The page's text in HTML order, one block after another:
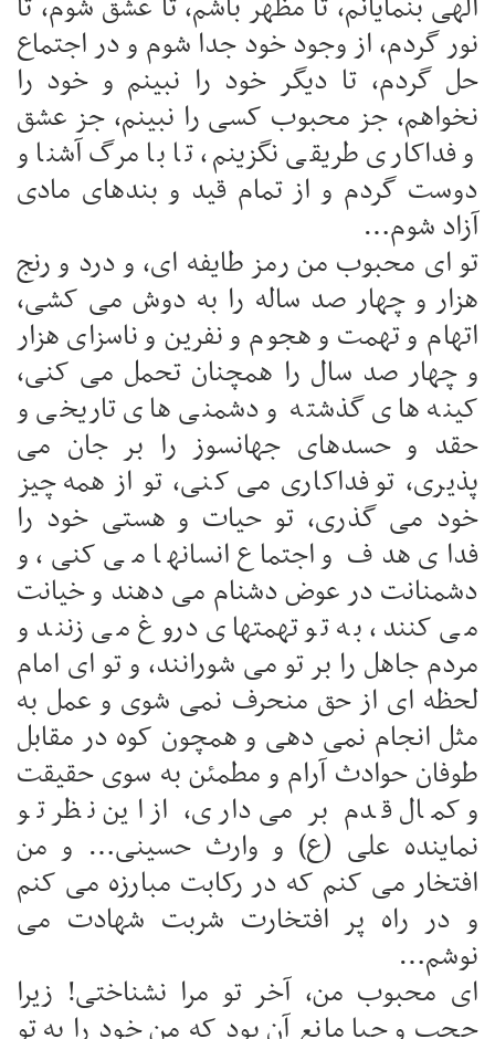
نور گردم، از وجود خود جدا شوم و در اجتماع
حل گردم، تا دیگر خود را نبینم و خود را
نخواهم، جز محبوب کسی را نبینم، جز عشق
و فداکاری طریقی نگزینم، تا با مرگ آشنا و
دوست گردم و از تمام قید و بندهای مادی
آزاد شوم…
تو ای محبوب من رمز طایفه ای، و درد و رنج
هزار و چهار صد ساله را به دوش می کشی،
اتهام و تهمت و هجوم و نفرین و ناسزای هزار
و چهار صد سال را همچنان تحمل می کنی،
کینه های گذشته و دشمنی های تاریخی و
حقد و حسدهای جهانسوز را بر جان می
پذیری، تو فداکاری می کنی، تو از همه چیز
خود می گذری، تو حیات و هستی خود را
فدای هدف و اجتماع انسانها می کنی، و
دشمنانت در عوض دشنام می دهند و خیانت
می کنند، به تو تهمتهای دروغ می زنند و
مردم جاهل را بر تو می شورانند، و تو ای امام
لحظه ای از حق منحرف نمی شوی و عمل به
مثل انجام نمی دهی و همچون کوه در مقابل
طوفان حوادث آرام و مطمئن به سوی حقیقت
و کمال قدم بر می داری، از این نظر تو
نماینده علی (ع) و وارث حسینی… و من
افتخار می کنم که در رکابت مبارزه می کنم
و در راه پر افتخارت شربت شهادت می
نوشم…
ای محبوب من، آخر تو مرا نشناختی! زیرا